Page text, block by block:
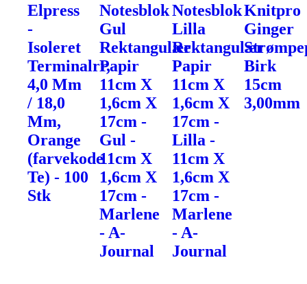
Elpress
-
Isoleret
Terminalrr,
4,0 Mm
/ 18,0
Mm,
Orange
(farvekode
Te) - 100
Stk
Notesblok
Gul
Rektangulær
Papir
11cm X
1,6cm X
17cm -
Gul -
11cm X
1,6cm X
17cm -
Marlene
- A-
Journal
Notesblok
Lilla
Rektangulær
Papir
11cm X
1,6cm X
17cm -
Lilla -
11cm X
1,6cm X
17cm -
Marlene
- A-
Journal
Knitpro
Ginger
Birk
15cm
3,00mm